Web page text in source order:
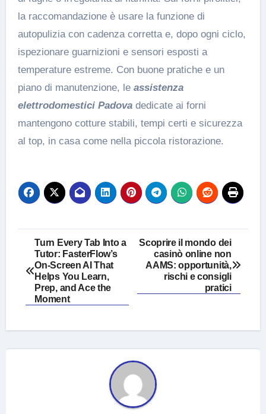
la raccomandazione è usare la funzione di
autopulizia con cadenza corretta e, dopo ogni ciclo,
ispezionare guarnizioni e sensori esposti a
temperature estreme. Con buone pratiche e un
piano di manutenzione, le assistenza
elettrodomestici Padovadedicate ai forni
mantengono cotture stabili, tempi certi e sicurezza
al top, in casa come nella piccola ristorazione.
Post
navigation
Turn Every Tab Into a
Tutor: FasterFlow’s
On‑Screen AI That
Helps You Learn,
Prep, and Ace the
Moment
Scoprire il mondo dei
casinò online non
AAMS: opportunità,
rischi e consigli
pratici